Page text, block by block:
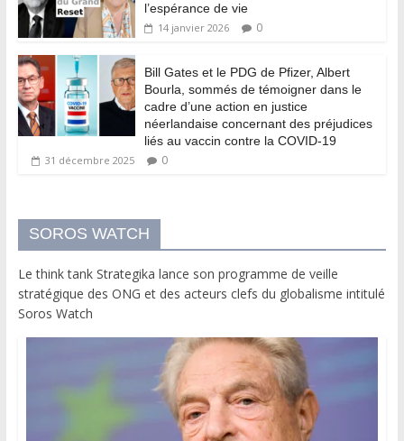
l’espérance de vie
14 janvier 2026 0
Bill Gates et le PDG de Pfizer, Albert
Bourla, sommés de témoigner dans le
cadre d’une action en justice
néerlandaise concernant des préjudices
liés au vaccin contre la COVID-19
31 décembre 2025 0
SOROS WATCH
Le think tank Strategika lance son programme de veille
stratégique des ONG et des acteurs clefs du globalisme intitulé
Soros Watch